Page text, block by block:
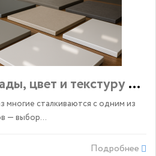
цвет и текстуру
многие сталкиваются с одним из
— выбор...
Подробнее